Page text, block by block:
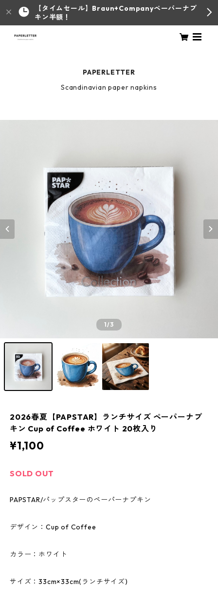
【タイムセール】Braun+Companyペーパーナプ
キン半額！
PAPERLETTER
Scandinavian paper napkins
1/3
2026春夏【PAPSTAR】ランチサイズ ペーパーナプ
キン Cup of Coffee ホワイト 20枚入り
¥1,100
SOLD OUT
PAPSTAR/パップスターのペーパーナプキン
デザイン：Cup of Coffee
カラー：ホワイト
サイズ：33cm×33cm(ランチサイズ)